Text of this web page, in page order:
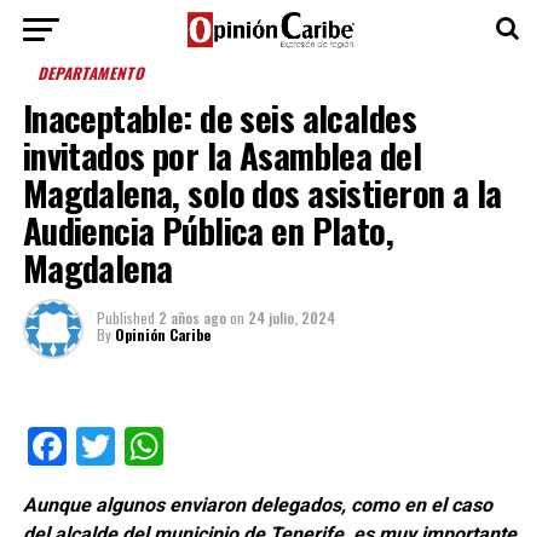
DEPARTAMENTO
Inaceptable: de seis alcaldes
invitados por la Asamblea del
Magdalena, solo dos asistieron a la
Audiencia Pública en Plato,
Magdalena
Published 2 años agoon 24 julio, 2024
By Opinión Caribe
Facebook
TwitterWhatsApp
Aunque algunos enviaron delegados, como en el caso